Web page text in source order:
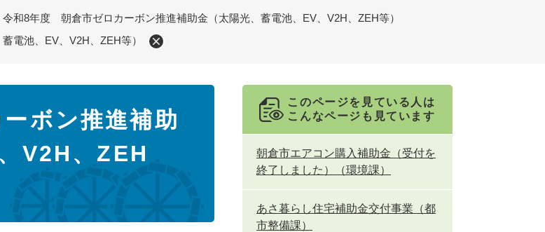
令和8年度 朝倉市ゼロカーボン推進補助金（太陽光、蓄電池、EV、V2H、ZEH等）
電池、EV、V2H、ZEH等）
ボン推進補助
V2H、ZEH
このページを見ている人は
こんなページも見ています
朝倉市エアコン購入補助金（受付を
終了しました）（環境課）
あさ暮らし住宅補助金交付事業（都
市整備課）